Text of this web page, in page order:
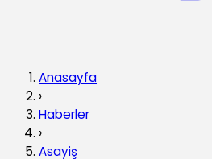
Anasayfa
›
Haberler
›
Asayiş